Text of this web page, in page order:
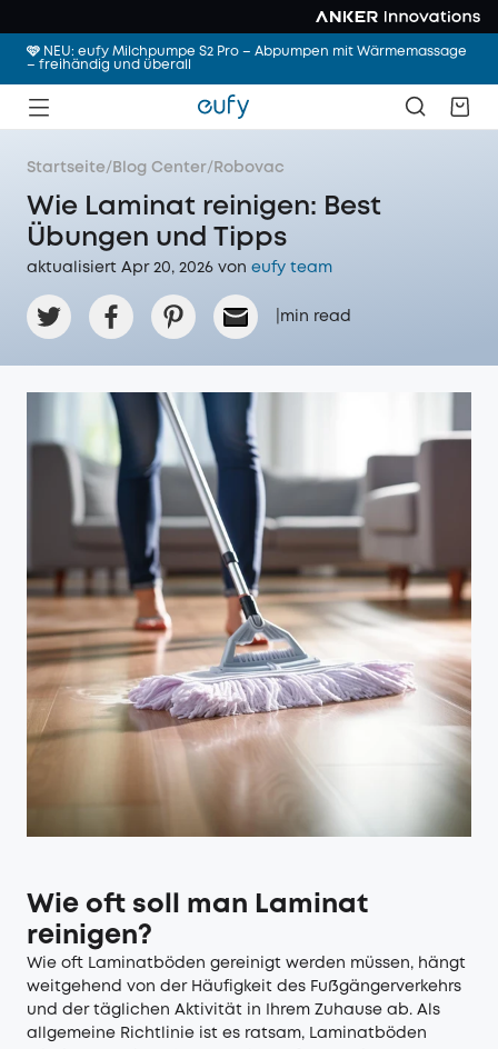
🩷 NEU: eufy Milchpumpe S2 Pro – Abpumpen mit Wärmemassage
– freihändig und überall
Startseite/ Blog Center/ Robovac
Wie Laminat reinigen: Best
Übungen und Tipps
aktualisiert Apr 20, 2026 von eufy team
min read
Wie oft soll man Laminat
reinigen?
Wie oft Laminatböden gereinigt werden müssen, hängt
weitgehend von der Häufigkeit des Fußgängerverkehrs
und der täglichen Aktivität in Ihrem Zuhause ab. Als
allgemeine Richtlinie ist es ratsam, Laminatböden